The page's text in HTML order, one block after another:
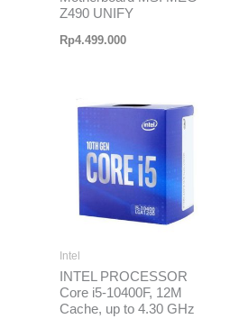
Z490 UNIFY
Rp4.499.000
Intel
INTEL PROCESSOR
Core i5-10400F, 12M
Cache, up to 4.30 GHz